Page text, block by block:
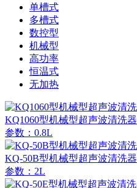
单槽式
多槽式
数控型
机械型
高功率
恒温式
无加热
KQ1060型机械型超声波清洗器
参数：0.8L
KQ-50B型机械型超声波清洗器
参数：2L